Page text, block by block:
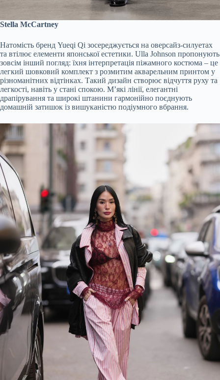
Stella McCartney
Натомість бренд Yueqi Qi зосереджується на оверсайз-силуетах
та втілює елементи японської естетики. Ulla Johnson пропонують
зовсім інший погляд: їхня інтерпретація піжамного костюма – це
легкий шовковий комплект з розмитим акварельним принтом у
різноманітних відтінках. Такий дизайн створює відчуття руху та
легкості, навіть у стані спокою. М’які лінії, елегантні
драпірування та широкі штанини гармонійно поєднують
домашній затишок із вишуканістю подіумного вбрання.